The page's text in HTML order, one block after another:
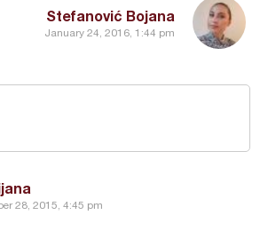
Stefanović Bojana
January 24, 2016, 1:44 pm
28, 2015, 4:45 pm